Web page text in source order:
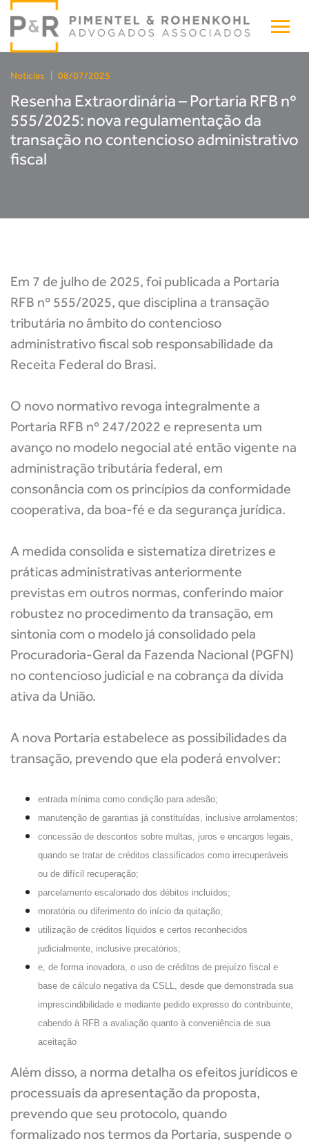
Notícias 08/07/2025
Resenha Extraordinária – Portaria RFB nº
555/2025: nova regulamentação da
transação no contencioso administrativo
fiscal
Em 7 de julho de 2025, foi publicada a Portaria
RFB nº 555/2025, que disciplina a transação
tributária no âmbito do contencioso
administrativo fiscal sob responsabilidade da
Receita Federal do Brasi.
O novo normativo revoga integralmente a
Portaria RFB nº 247/2022 e representa um
avanço no modelo negocial até então vigente na
administração tributária federal, em
consonância com os princípios da conformidade
cooperativa, da boa-fé e da segurança jurídica.
A medida consolida e sistematiza diretrizes e
práticas administrativas anteriormente
previstas em outros normas, conferindo maior
robustez no procedimento da transação, em
sintonia com o modelo já consolidado pela
Procuradoria-Geral da Fazenda Nacional (PGFN)
no contencioso judicial e na cobrança da dívida
ativa da União.
A nova Portaria estabelece as possibilidades da
transação, prevendo que ela poderá envolver:
entrada mínima como condição para adesão;
manutenção de garantias já constituídas, inclusive arrolamentos;
concessão de descontos sobre multas, juros e encargos legais,
quando se tratar de créditos classificados como irrecuperáveis
ou de difícil recuperação;
parcelamento escalonado dos débitos incluídos;
moratória ou diferimento do início da quitação;
utilização de créditos líquidos e certos reconhecidos
judicialmente, inclusive precatórios;
e, de forma inovadora, o uso de créditos de prejuízo fiscal e
base de cálculo negativa da CSLL, desde que demonstrada sua
imprescindibilidade e mediante pedido expresso do contribuinte,
cabendo à RFB a avaliação quanto à conveniência de sua
aceitação
Além disso, a norma detalha os efeitos jurídicos e
processuais da apresentação da proposta,
prevendo que seu protocolo, quando
formalizado nos termos da Portaria, suspende o